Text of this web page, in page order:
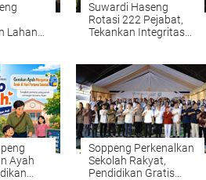
Lahan
Suwardi Haseng
Rotasi 222 Pejabat,
Tekankan Integritas
Ayah
Soppeng Perkenalkan
Sekolah Rakyat,
Pendidikan Gratis